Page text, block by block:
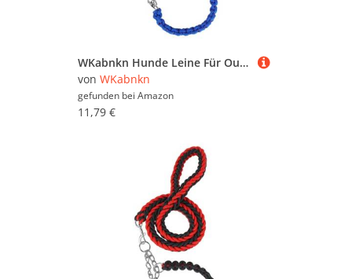
WKabnkn Hunde Leine Für Outdoor Walking Nopull Haustiertraining Leiter Praktisches Nylon Leine Einstellbares Traktionsseil Für Große Hunde Blei
von WKabnkn
gefunden bei Amazon
11,79 €